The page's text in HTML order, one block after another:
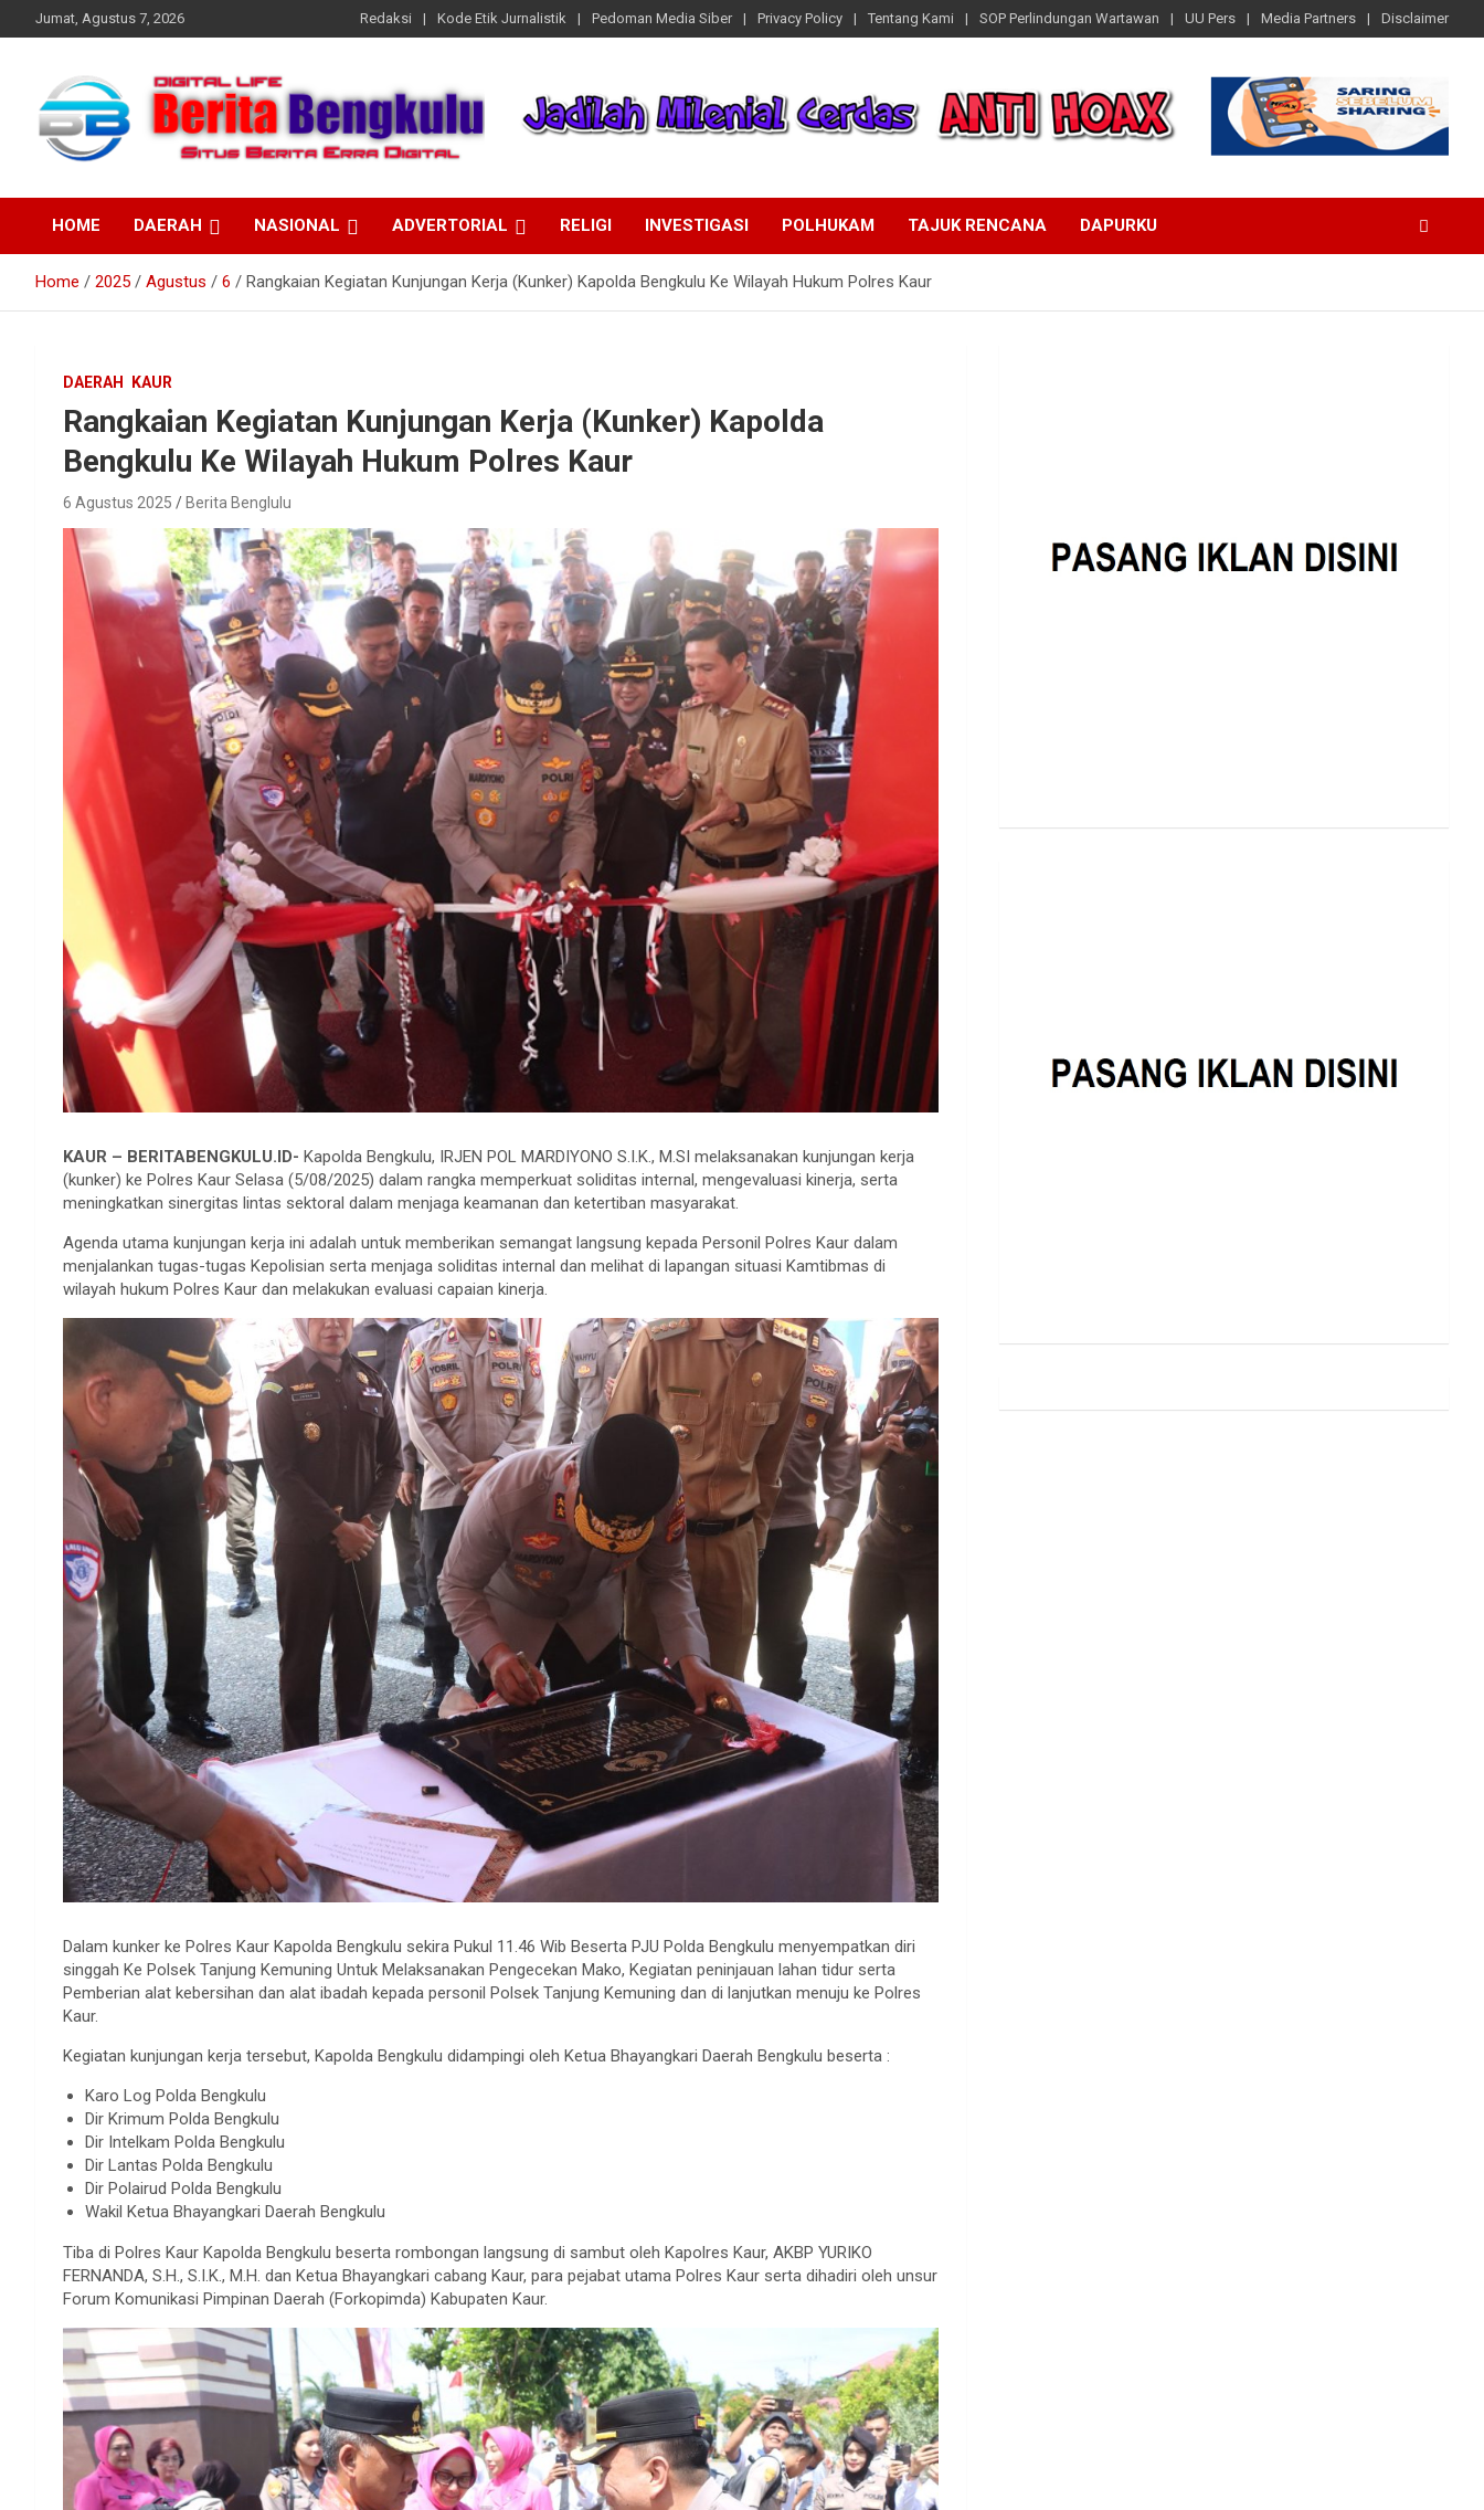
to
Jumat, Agustus 7, 2026 Redaksi Kode Etik Jurnalistik Pedoman Media Siber Privacy Policy Tentang Kami SOP Perlindungan Wartawan UU Pers Media Partners Disclaimer
Beritabengkulu.id
HOME DAERAH NASIONAL ADVERTORIAL RELIGI INVESTIGASI POLHUKAM TAJUK RENCANA DAPURKU
Home 2025 Agustus 6 Rangkaian Kegiatan Kunjungan Kerja (Kunker) Kapolda Bengkulu Ke Wilayah Hukum Polres Kaur
DAERAH KAUR
Rangkaian Kegiatan Kunjungan Kerja (Kunker) Kapolda
Bengkulu Ke Wilayah Hukum Polres Kaur
6 Agustus 2025 Berita Benglulu
KAUR – BERITABENGKULU.ID- Kapolda Bengkulu, IRJEN POL MARDIYONO S.I.K., M.SI melaksanakan kunjungan kerja
(kunker) ke Polres Kaur Selasa (5/08/2025) dalam rangka memperkuat soliditas internal, mengevaluasi kinerja, serta
meningkatkan sinergitas lintas sektoral dalam menjaga keamanan dan ketertiban masyarakat.
Agenda utama kunjungan kerja ini adalah untuk memberikan semangat langsung kepada Personil Polres Kaur dalam
menjalankan tugas-tugas Kepolisian serta menjaga soliditas internal dan melihat di lapangan situasi Kamtibmas di
wilayah hukum Polres Kaur dan melakukan evaluasi capaian kinerja.
Dalam kunker ke Polres Kaur Kapolda Bengkulu sekira Pukul 11.46 Wib Beserta PJU Polda Bengkulu menyempatkan diri
singgah Ke Polsek Tanjung Kemuning Untuk Melaksanakan Pengecekan Mako, Kegiatan peninjauan lahan tidur serta
Pemberian alat kebersihan dan alat ibadah kepada personil Polsek Tanjung Kemuning dan di lanjutkan menuju ke Polres
Kaur.
Kegiatan kunjungan kerja tersebut, Kapolda Bengkulu didampingi oleh Ketua Bhayangkari Daerah Bengkulu beserta :
Karo Log Polda Bengkulu
Dir Krimum Polda Bengkulu
Dir Intelkam Polda Bengkulu
Dir Lantas Polda Bengkulu
Dir Polairud Polda Bengkulu
Wakil Ketua Bhayangkari Daerah Bengkulu
Tiba di Polres Kaur Kapolda Bengkulu beserta rombongan langsung di sambut oleh Kapolres Kaur, AKBP YURIKO
FERNANDA, S.H., S.I.K., M.H. dan Ketua Bhayangkari cabang Kaur, para pejabat utama Polres Kaur serta dihadiri oleh unsur
Forum Komunikasi Pimpinan Daerah (Forkopimda) Kabupaten Kaur.